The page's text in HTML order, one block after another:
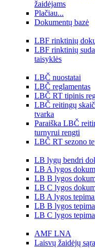
žaidėjams
Plačiau...
Dokumentų bazė
LBF rinktinių
LBF rinktinių
taisyklės
LBČ nuostatai
LBČ reglamentas
LBČ RT tipinis
LBČ reitingų
tvarka
Paraiška LBČ
turnyrui rengti
LBČ RT sezono
LB lygų bendri
LB A lygos
LB B lygos
LB C lygos
LB A lygos
LB B lygos
LB C lygos
AMF LNA
Laisvų žaidėjų